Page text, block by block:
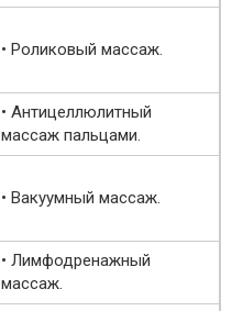
• Роликовый массаж.
• Антицеллюлитный
массаж пальцами.
• Вакуумный массаж.
• Лимфодренажный
массаж.